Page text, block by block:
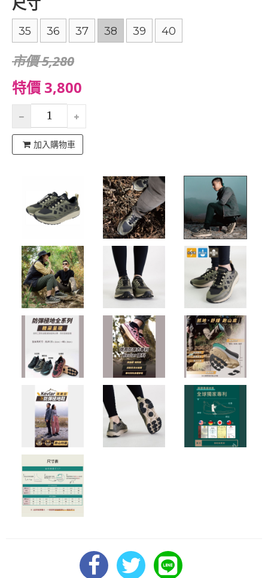
尺寸
35 36 37 38 39 40
市價 5,280
特價 3,800
加入購物車